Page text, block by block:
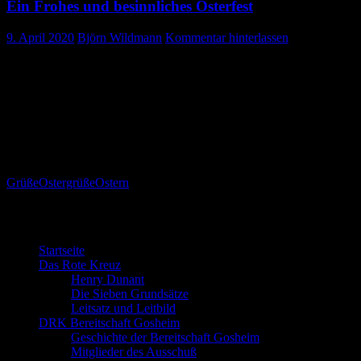
Ein Frohes und besinnliches Osterfest
9. April 2020 Björn Wildmann Kommentar hinterlassen
GrüßeOstergrüßeOstern
Startseite
Das Rote Kreuz
Henry Dunant
Die Sieben Grundsätze
Leitsatz und Leitbild
DRK Bereitschaft Gosheim
Geschichte der Bereitschaft Gosheim
Mitglieder des Ausschuß